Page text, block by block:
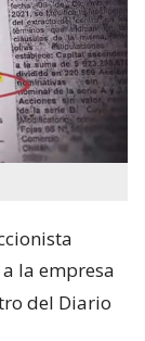
la empresa
del Diario